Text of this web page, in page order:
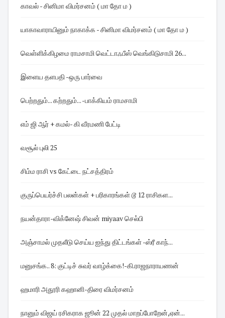
காவல் - சினிமா விமர்சனம் ( மா தோ ம )
யாகாவாராயினும் நாகாக்க - சினிமா விமர்சனம் ( மா தோ ம )
வெள்ளிக்கிழமை ராமசாமி வெட்டாஃபீஸ் வெங்கிடுசாமி 26...
இளைய தளபதி -ஒரு பார்வை
பெற்றதும்... கற்றதும்... -பாக்கியம் ராமசாமி
எம் ஜி ஆர் + கமல்- கி வீரமணி பேட்டி
வசூல் புலி 25
சிம்ம ராசி vs கேட்டை நட்சத்திரம்
குருப்பெயர்ச்சி பலன்கள் + பரிகாரங்கள் டூ 12 ராசிகள...
நயன்தாரா-விக்னேஷ் சிவன் miyaav செல்பி
அஞ்சாமல் முதலீடு செய்ய ஐந்து திட்டங்கள் -ஸ்ரீ காந்...
மனுசங்க.. 8: குட்டிச் சுவர் வாழ்க்கை!-கி.ராஜநாராயணன்
ஹமாரி அதூரி கஹானி-திரை விமர்சனம்
நானும் விஜய் ரசிகராக ஜூன் 22 முதல் மாறப்போறேன்,ஏன்...